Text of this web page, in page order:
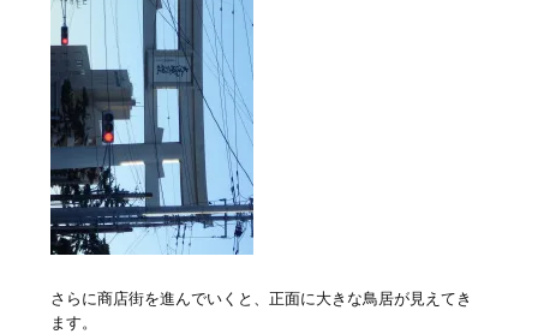
さらに商店街を進んでいくと、正面に大きな鳥居が見えてき
ます。